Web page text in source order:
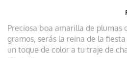
Preciosa boa amarilla de plumas
gramos, serás la reina de la
un toque de color a tu traje de